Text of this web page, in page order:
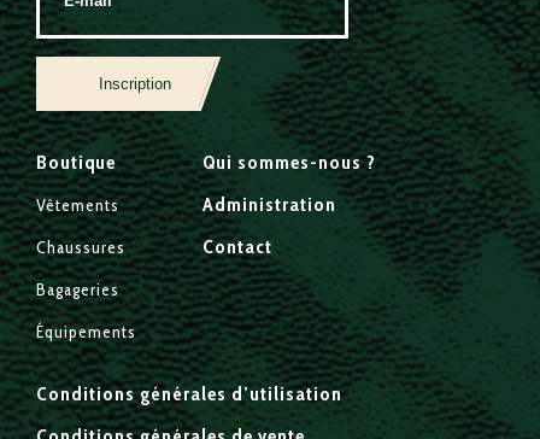
Inscription
Boutique
Vêtements
Chaussures
Bagageries
Équipements
Qui sommes-nous ?
Administration
Contact
Conditions générales d’utilisation